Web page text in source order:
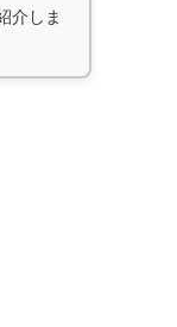
介しま